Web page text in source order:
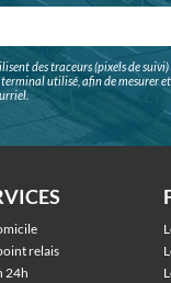
des traceurs (pixels de suivi)
utilisé, afin de mesurer
relais
24h